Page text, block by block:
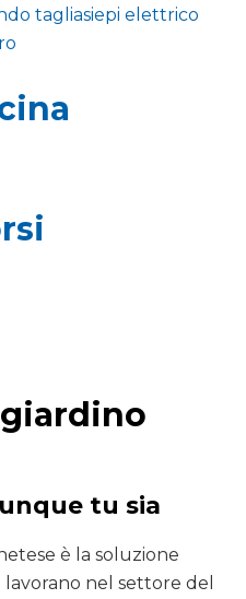
tu sia
è la soluzione
nel settore del